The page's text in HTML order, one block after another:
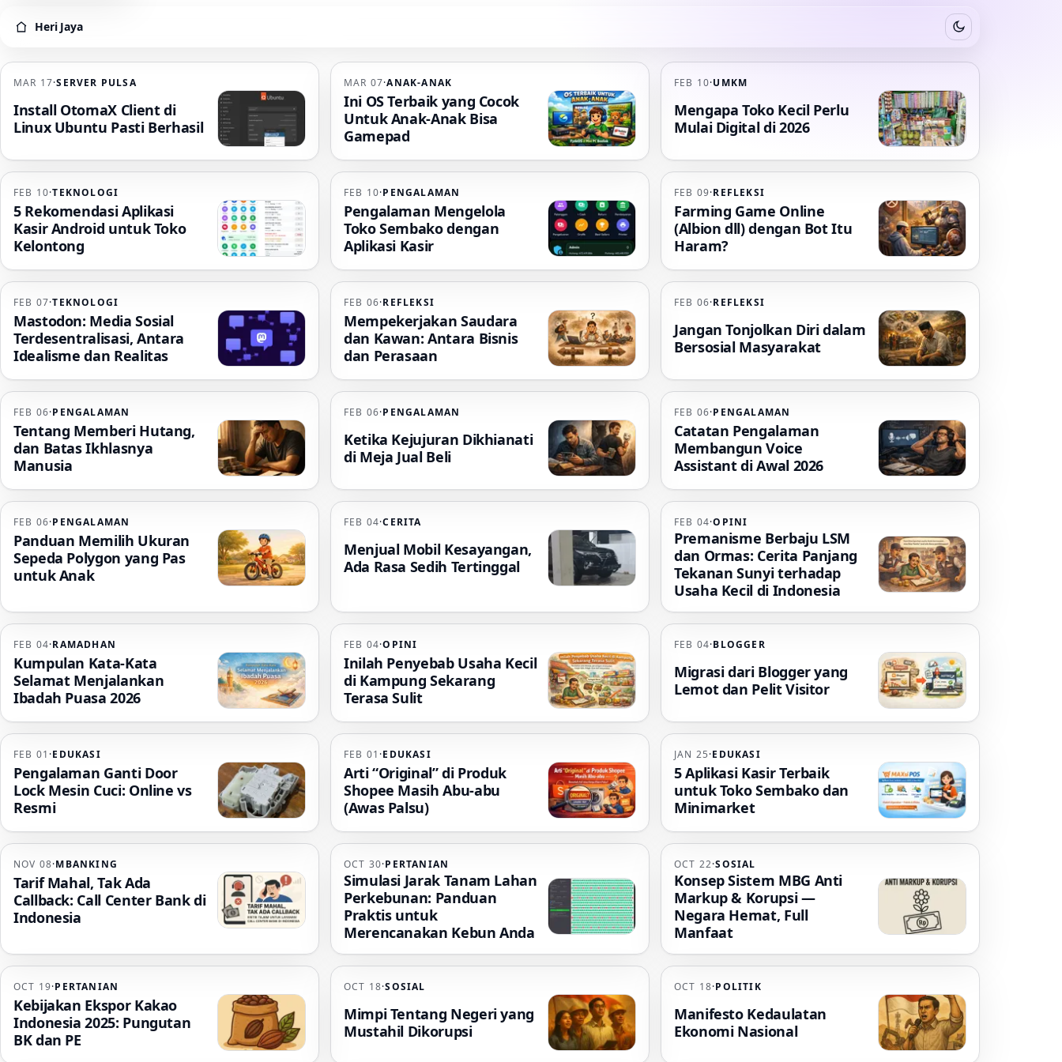
Heri Jaya
Heri Jaya Switch to dark mode
MAR 17·SERVER PULSA
Install OtomaX Client di
Linux Ubuntu Pasti Berhasil
MAR 07·ANAK-ANAK
Ini OS Terbaik yang Cocok
Untuk Anak-Anak Bisa
Gamepad
FEB 10·UMKM
Mengapa Toko Kecil Perlu
Mulai Digital di 2026
FEB 10·TEKNOLOGI
5 Rekomendasi Aplikasi
Kasir Android untuk Toko
Kelontong
FEB 10·PENGALAMAN
Pengalaman Mengelola
Toko Sembako dengan
Aplikasi Kasir
FEB 09·REFLEKSI
Farming Game Online
(Albion dll) dengan Bot Itu
Haram?
FEB 07·TEKNOLOGI
Mastodon: Media Sosial
Terdesentralisasi, Antara
Idealisme dan Realitas
FEB 06·REFLEKSI
Mempekerjakan Saudara
dan Kawan: Antara Bisnis
dan Perasaan
FEB 06·REFLEKSI
Jangan Tonjolkan Diri dalam
Bersosial Masyarakat
FEB 06·PENGALAMAN
Tentang Memberi Hutang,
dan Batas Ikhlasnya
Manusia
FEB 06·PENGALAMAN
Ketika Kejujuran Dikhianati
di Meja Jual Beli
FEB 06·PENGALAMAN
Catatan Pengalaman
Membangun Voice
Assistant di Awal 2026
FEB 06·PENGALAMAN
Panduan Memilih Ukuran
Sepeda Polygon yang Pas
untuk Anak
FEB 04·CERITA
Menjual Mobil Kesayangan,
Ada Rasa Sedih Tertinggal
FEB 04·OPINI
Premanisme Berbaju LSM
dan Ormas: Cerita Panjang
Tekanan Sunyi terhadap
Usaha Kecil di Indonesia
FEB 04·RAMADHAN
Kumpulan Kata-Kata
Selamat Menjalankan
Ibadah Puasa 2026
FEB 04·OPINI
Inilah Penyebab Usaha Kecil
di Kampung Sekarang
Terasa Sulit
FEB 04·BLOGGER
Migrasi dari Blogger yang
Lemot dan Pelit Visitor
FEB 01 ·EDUKASI
Pengalaman Ganti Door
Lock Mesin Cuci: Online vs
Resmi
FEB 01 ·EDUKASI
Arti “Original” di Produk
Shopee Masih Abu-abu
(Awas Palsu)
JAN 25·EDUKASI
5 Aplikasi Kasir Terbaik
untuk Toko Sembako dan
Minimarket
NOV 08·MBANKING
Tarif Mahal, Tak Ada
Callback: Call Center Bank di
Indonesia
OCT 30·PERTANIAN
Simulasi Jarak Tanam Lahan
Perkebunan: Panduan
Praktis untuk
Merencanakan Kebun Anda
OCT 22·SOSIAL
Konsep Sistem MBG Anti
Markup & Korupsi —
Negara Hemat, Full
Manfaat
OCT 19·PERTANIAN
Kebijakan Ekspor Kakao
Indonesia 2025: Pungutan
BK dan PE
OCT 18·SOSIAL
Mimpi Tentang Negeri yang
Mustahil Dikorupsi
OCT 18·POLITIK
Manifesto Kedaulatan
Ekonomi Nasional